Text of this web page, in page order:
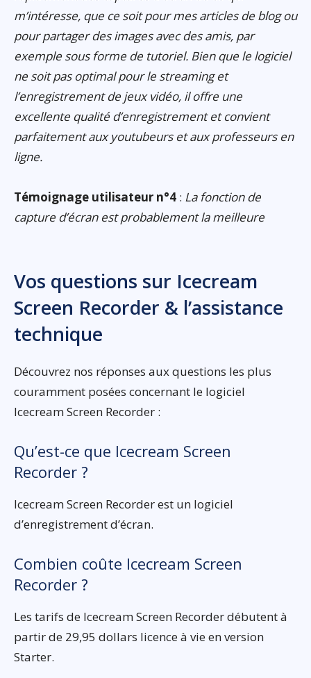
m’intéresse, que ce soit pour mes articles de blog ou
pour partager des images avec des amis, par
exemple sous forme de tutoriel. Bien que le logiciel
ne soit pas optimal pour le streaming et
l’enregistrement de jeux vidéo, il offre une
excellente qualité d’enregistrement et convient
parfaitement aux youtubeurs et aux professeurs en
ligne.
Témoignage utilisateur n°4 : La fonction de
capture d’écran est probablement la meilleure
Vos questions sur Icecream
Screen Recorder & l’assistance
technique
Découvrez nos réponses aux questions les plus
couramment posées concernant le logiciel
Icecream Screen Recorder :
Qu’est-ce que Icecream Screen
Recorder ?
Icecream Screen Recorder est un logiciel
d’enregistrement d’écran.
Combien coûte Icecream Screen
Recorder ?
Les tarifs de Icecream Screen Recorder débutent à
partir de 29,95 dollars licence à vie en version
Starter.